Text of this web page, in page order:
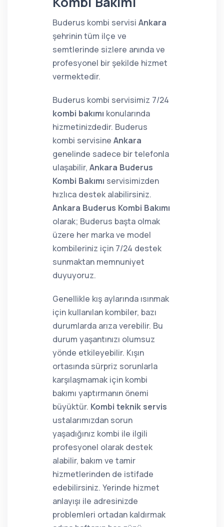
Buderus kombi servisi Ankara
şehrinin tüm ilçe ve
semtlerinde sizlere anında ve
profesyonel bir şekilde hizmet
vermektedir.
Buderus kombi servisimiz 7/24
kombi bakımı konularında
hizmetinizdedir. Buderus
kombi servisine Ankara
genelinde sadece bir telefonla
ulaşabilir, Ankara Buderus
Kombi Bakımı servisimizden
hızlıca destek alabilirsiniz.
Ankara Buderus Kombi Bakımı
olarak; Buderus başta olmak
üzere her marka ve model
kombileriniz için 7/24 destek
sunmaktan memnuniyet
duyuyoruz.
Genellikle kış aylarında ısınmak
için kullanılan kombiler, bazı
durumlarda arıza verebilir. Bu
durum yaşantınızı olumsuz
yönde etkileyebilir. Kışın
ortasında sürpriz sorunlarla
karşılaşmamak için kombi
bakımı yaptırmanın önemi
büyüktür. Kombi teknik servis
ustalarımızdan sorun
yaşadığınız kombi ile ilgili
profesyonel olarak destek
alabilir, bakım ve tamir
hizmetlerinden de istifade
edebilirsiniz. Yerinde hizmet
anlayışı ile adresinizde
problemleri ortadan kaldırmak